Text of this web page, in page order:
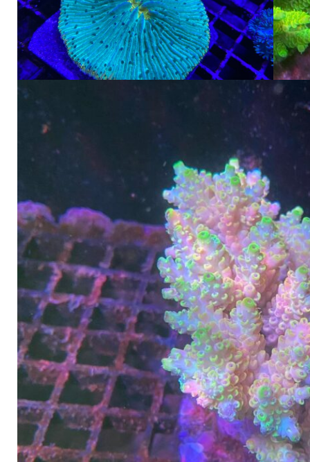
La fausse mariculture est un problème courant.